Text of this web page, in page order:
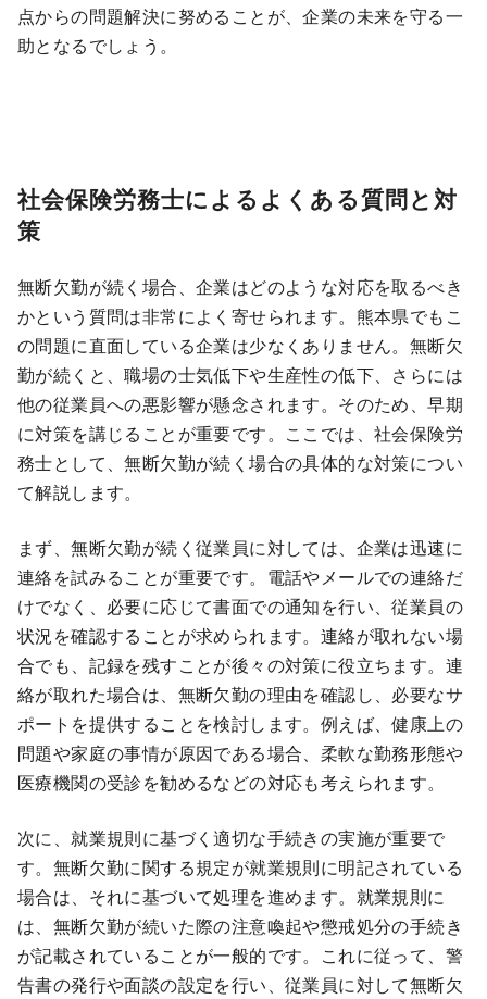
点からの問題解決に努めることが、企業の未来を守る一
助となるでしょう。
社会保険労務士によるよくある質問と対
策
無断欠勤が続く場合、企業はどのような対応を取るべき
かという質問は非常によく寄せられます。熊本県でもこ
の問題に直面している企業は少なくありません。無断欠
勤が続くと、職場の士気低下や生産性の低下、さらには
他の従業員への悪影響が懸念されます。そのため、早期
に対策を講じることが重要です。ここでは、社会保険労
務士として、無断欠勤が続く場合の具体的な対策につい
て解説します。
まず、無断欠勤が続く従業員に対しては、企業は迅速に
連絡を試みることが重要です。電話やメールでの連絡だ
けでなく、必要に応じて書面での通知を行い、従業員の
状況を確認することが求められます。連絡が取れない場
合でも、記録を残すことが後々の対策に役立ちます。連
絡が取れた場合は、無断欠勤の理由を確認し、必要なサ
ポートを提供することを検討します。例えば、健康上の
問題や家庭の事情が原因である場合、柔軟な勤務形態や
医療機関の受診を勧めるなどの対応も考えられます。
次に、就業規則に基づく適切な手続きの実施が重要で
す。無断欠勤に関する規定が就業規則に明記されている
場合は、それに基づいて処理を進めます。就業規則に
は、無断欠勤が続いた際の注意喚起や懲戒処分の手続き
が記載されていることが一般的です。これに従って、警
告書の発行や面談の設定を行い、従業員に対して無断欠